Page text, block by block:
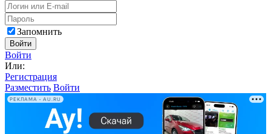
Запомнить
Войти
Войти
Или:
Регистрация
Разместить Войти
РЕКЛАМА • AU.RU